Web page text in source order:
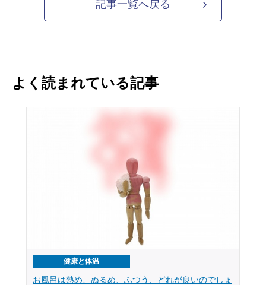
記事一覧へ戻る
よく読まれている記事
健康と体温
お風呂は熱め、ぬるめ、ふつう、どれが良いのでしょ